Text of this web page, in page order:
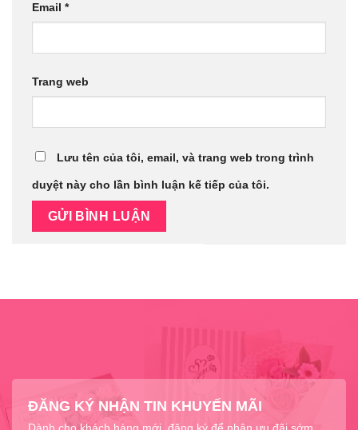
Email *
Trang web
Lưu tên của tôi, email, và trang web trong trình
duyệt này cho lần bình luận kế tiếp của tôi.
ĐĂNG KÝ NHẬN TIN KHUYẾN MÃI
Dành cho khách hàng mới, đăng ký để nhận ưu đãi sớm